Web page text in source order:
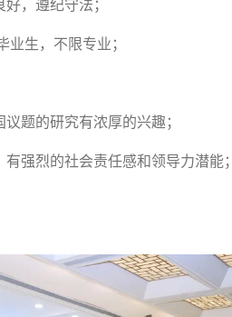
，遵纪守法；
生，不限专业；
题的研究有浓厚的兴趣；
强烈的社会责任感和领导力潜能；